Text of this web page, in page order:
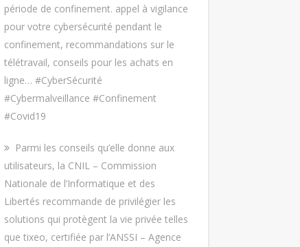
période de confinement. appel à vigilance
pour votre cybersécurité pendant le
confinement, recommandations sur le
télétravail, conseils pour les achats en
ligne… #CyberSécurité
#Cybermalveillance #Confinement
#Covid19
Parmi les conseils qu’elle donne aux
utilisateurs, la CNIL – Commission
Nationale de l’Informatique et des
Libertés recommande de privilégier les
solutions qui protègent la vie privée telles
que tixeo, certifiée par l’ANSSI – Agence